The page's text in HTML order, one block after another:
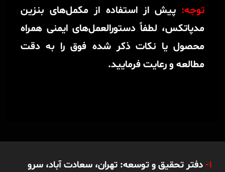
توجه:پیش از استفاده از مکمل‌های بنزین
مدپاتکس، لطفاً دستورالعمل‌های ایمنی همراه
محصول یا نکات ذکر شده فوق را به‌ دقت
مطالعه و رعایت فرمایید.
1- دفتر تحقیق و توسعه: تهران، سعادت آباد، سرو